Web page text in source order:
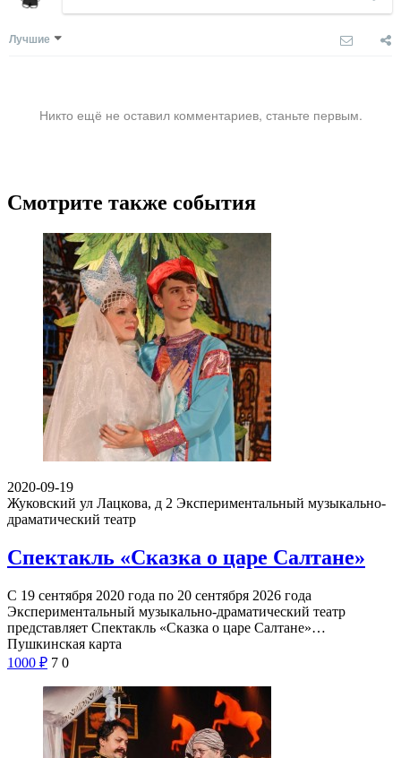
Лучшие
Никто ещё не оставил комментариев, станьте первым.
Смотрите также события
2020-09-19
Жуковский ул Лацкова, д 2 Экспериментальный музыкально-
драматический театр
Спектакль «Сказка о царе Салтане»
С 19 сентября 2020 года по 20 сентября 2026 года
Экспериментальный музыкально-драматический театр
представляет Спектакль «Сказка о царе Салтане»…
Пушкинская карта
1000 ₽ 7 0